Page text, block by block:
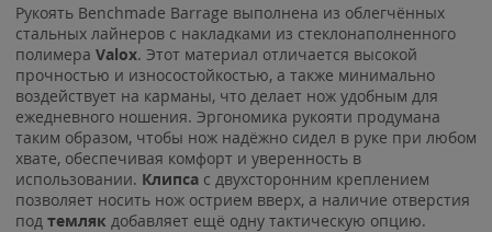
Рукоять Benchmade Barrage выполнена из облегчённых
стальных лайнеров с накладками из стеклонаполненного
полимера Valox. Этот материал отличается высокой
прочностью и износостойкостью, а также минимально
воздействует на карманы, что делает нож удобным для
ежедневного ношения. Эргономика рукояти продумана
таким образом, чтобы нож надёжно сидел в руке при любом
хвате, обеспечивая комфорт и уверенность в
использовании. Клипса с двухсторонним креплением
позволяет носить нож острием вверх, а наличие отверстия
под темляк добавляет ещё одну тактическую опцию.